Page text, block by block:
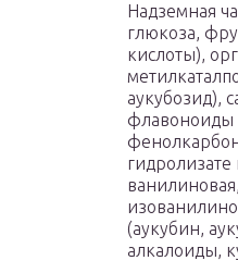
Надземная
глюкоза,
кислоты),
аукубозид),
флавоноиды
ванилиновая,
(аукубин,
алкалоиды,